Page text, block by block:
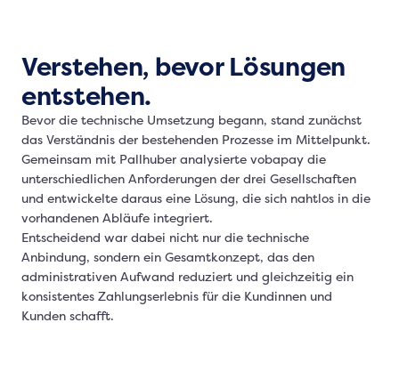
Verstehen, bevor Lösungen
entstehen.
Bevor die technische Umsetzung begann, stand zunächst
das Verständnis der bestehenden Prozesse im Mittelpunkt.
Gemeinsam mit Pallhuber analysierte vobapay die
unterschiedlichen Anforderungen der drei Gesellschaften
und entwickelte daraus eine Lösung, die sich nahtlos in die
vorhandenen Abläufe integriert.
Entscheidend war dabei nicht nur die technische
Anbindung, sondern ein Gesamtkonzept, das den
administrativen Aufwand reduziert und gleichzeitig ein
konsistentes Zahlungserlebnis für die Kundinnen und
Kunden schafft.